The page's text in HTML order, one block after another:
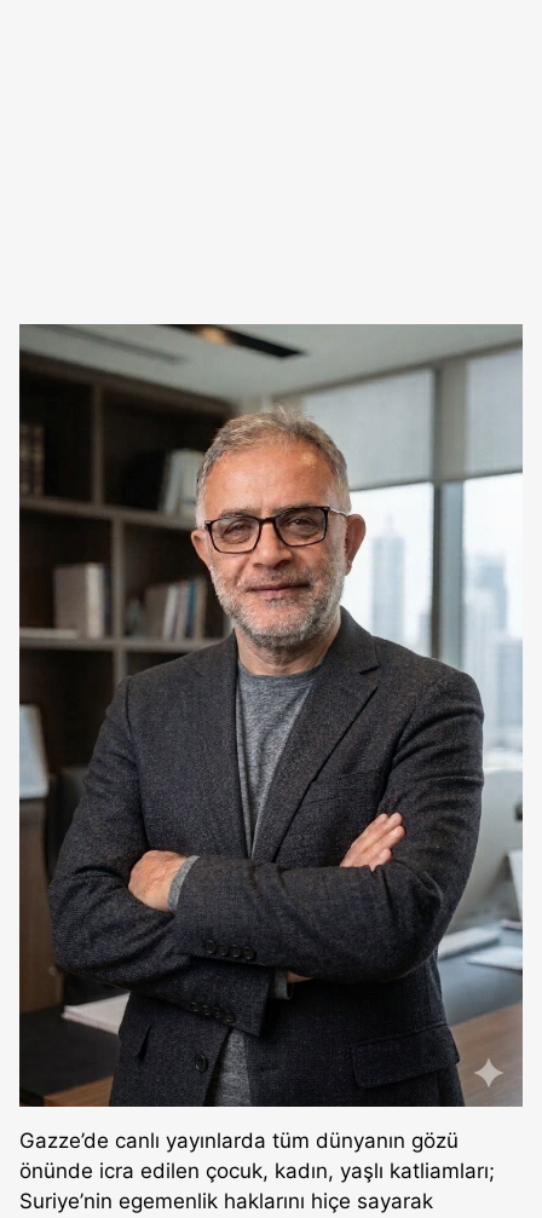
Gazze’de canlı yayınlarda tüm dünyanın gözü
önünde icra edilen çocuk, kadın, yaşlı katliamları;
Suriye’nin egemenlik haklarını hiçe sayarak